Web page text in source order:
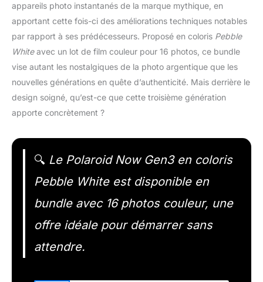
appareils photo instantanés de la marque mythique, en
apportant cette fois-ci des améliorations techniques notables
par rapport à ses prédécesseurs. Proposé en coloris Pebble
Whiteavec un lot de film couleur pour 16 photos, ce bundle
vise autant les nostalgiques de la photo argentique que les
nouvelles générations en quête d’authenticité. Mais derrière le
design soigné, qu’est-ce que cette troisième génération
apporte concrètement ?
🔍 Le Polaroid Now Gen3 en coloris
Pebble White est disponible en
bundle avec 16 photos couleur, une
offre idéale pour démarrer sans
attendre.